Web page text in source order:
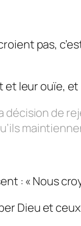
pas,
et leur ouïe,
décision de
: « Nous
Dieu et